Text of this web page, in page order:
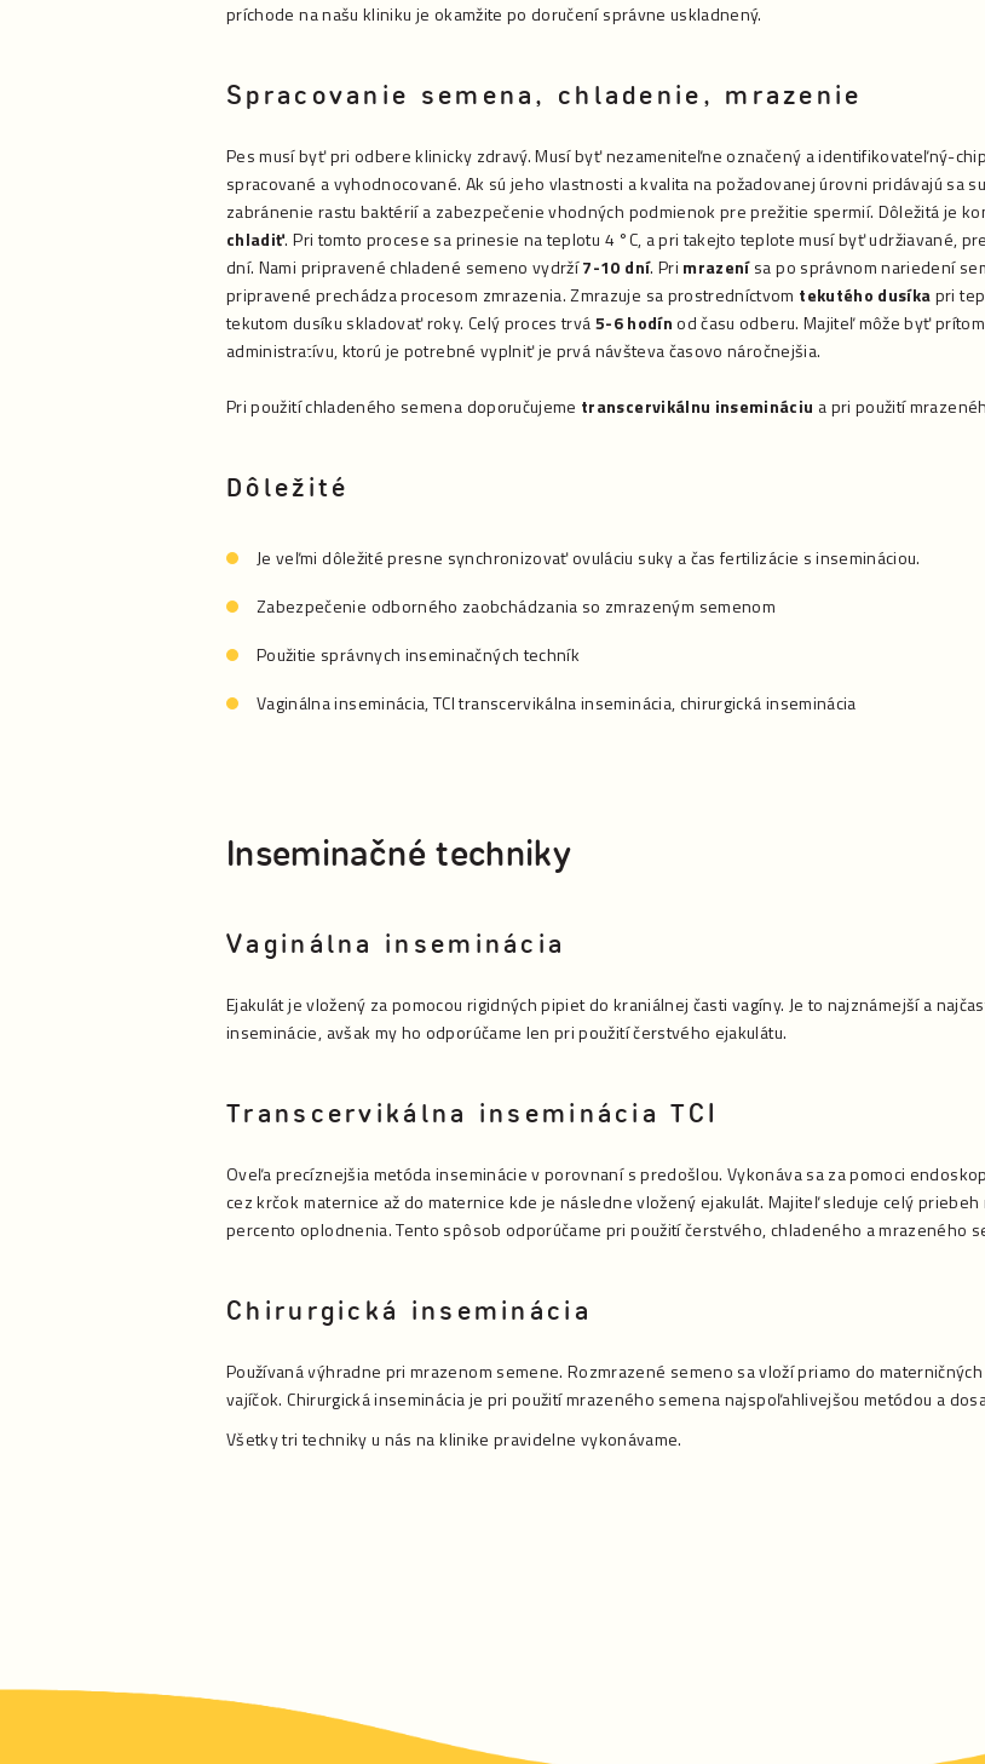
príchode na našu kliniku je okamžite po doručení správne uskladnený.
Spracovanie semena, chladenie, mrazenie
Pes musí byť pri odbere klinicky zdravý. Musí byť nezameniteľne označený a identifikovateľný-
spracované a vyhodnocované. Ak sú jeho vlastnosti a kvalita na požadovanej úrovni pridávajú sa
zabránenie rastu baktérií a zabezpečenie vhodných podmienok pre prežitie spermií. Dôležitá je
chladiť. Pri tomto procese sa prinesie na teplotu 4 °C, a pri takejto teplote musí byť udržiavané,
dní. Nami pripravené chladené semeno vydrží7-10 dní. Pri mrazenísa po správnom nariedení
pripravené prechádza procesom zmrazenia. Zmrazuje sa prostredníctvom tekutého dusíkapri
tekutom dusíku skladovať roky. Celý proces trvá5-6 hodínod času odberu. Majiteľ môže byť
administratívu, ktorú je potrebné vyplniť je prvá návšteva časovo náročnejšia.
Pri použití chladeného semena doporučujeme transcervikálnu insemináciu a pri použití
Dôležité
Je veľmi dôležité presne synchronizovať ovuláciu suky a čas fertilizácie s insemináciou.
Zabezpečenie odborného zaobchádzania so zmrazeným semenom
Použitie správnych inseminačných techník
Vaginálna inseminácia, TCI transcervikálna inseminácia, chirurgická inseminácia
Inseminačné techniky
Vaginálna inseminácia
Ejakulát je vložený za pomocou rigidných pipiet do kraniálnej časti vagíny. Je to najznámejší a
inseminácie, avšak my ho odporúčame len pri použití čerstvého ejakulátu.
Transcervikálna inseminácia TCI
Oveľa precíznejšia metóda inseminácie v porovnaní s predošlou. Vykonáva sa za pomoci
cez krčok maternice až do maternice kde je následne vložený ejakulát. Majiteľ sleduje celý
percento oplodnenia. Tento spôsob odporúčame pri použití čerstvého, chladeného a mrazeného
Chirurgická inseminácia
Používaná výhradne pri mrazenom semene. Rozmrazené semeno sa vloží priamo do
vajíčok. Chirurgická inseminácia je pri použití mrazeného semena najspoľahlivejšou metódou a
Všetky tri techniky u nás na klinike pravidelne vykonávame.